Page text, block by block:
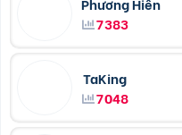
7383
TaKing
7048